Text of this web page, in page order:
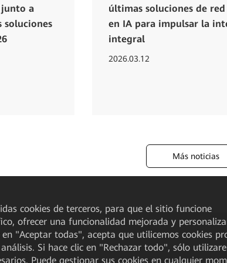
a
soluciones
últimas soluciones de
en IA para impulsar la
integral
2026.03.12
Más noticias
cookies de terceros, para que el sitio funcione
ofrecer una funcionalidad mejorada y
"Aceptar todas", acepta que utilicemos cookies
Si hace clic en "Rechazar todo", sólo
Puede gestionar sus cookies en cualquier